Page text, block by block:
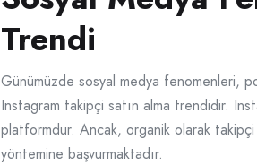
Trendi
Günümüzde sosyal medya fenomenleri,
Instagram takipçi satın alma trendidir.
platformdur. Ancak, organik olarak takipçi
yöntemine başvurmaktadır.